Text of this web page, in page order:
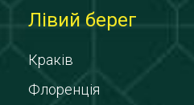
Лівий берег
Краків
Флоренція